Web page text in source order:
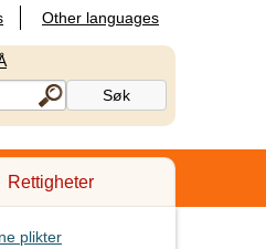
Other languages
Rettigheter
plikter